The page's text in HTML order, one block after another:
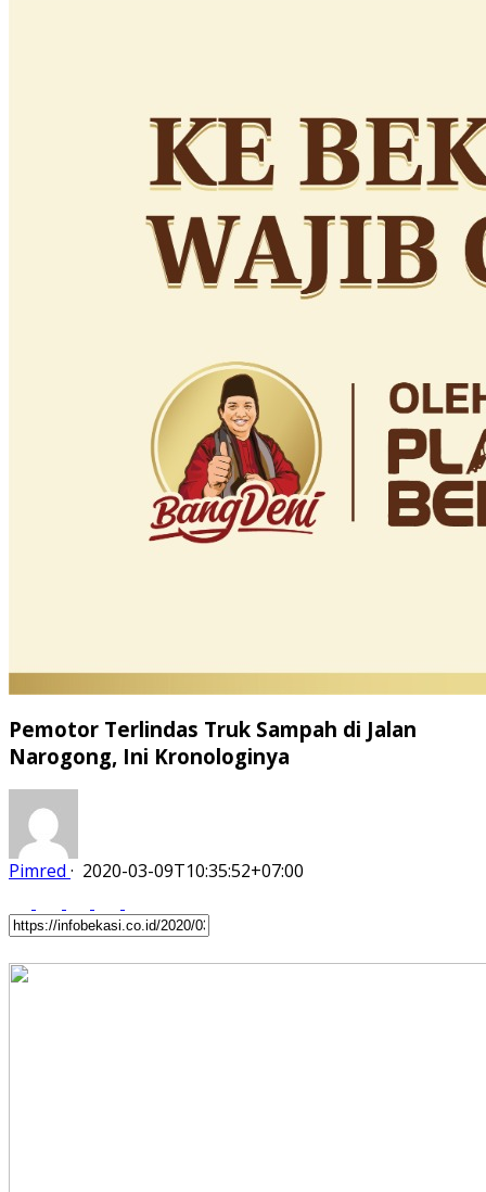
Pemotor Terlindas Truk Sampah di Jalan
Narogong, Ini Kronologinya
Pimred · 2020-03-09T10:35:52+07:00